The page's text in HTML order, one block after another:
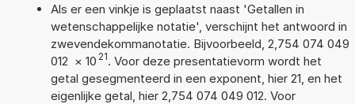
Als er een vinkje is geplaatst naast 'Getallen in
wetenschappelijke notatie', verschijnt het antwoord in
zwevendekommanotatie. Bijvoorbeeld, 2,754 074 049
012 × 10 21. Voor deze presentatievorm wordt het
getal gesegmenteerd in een exponent, hier 21, en het
eigenlijke getal, hier 2,754 074 049 012. Voor